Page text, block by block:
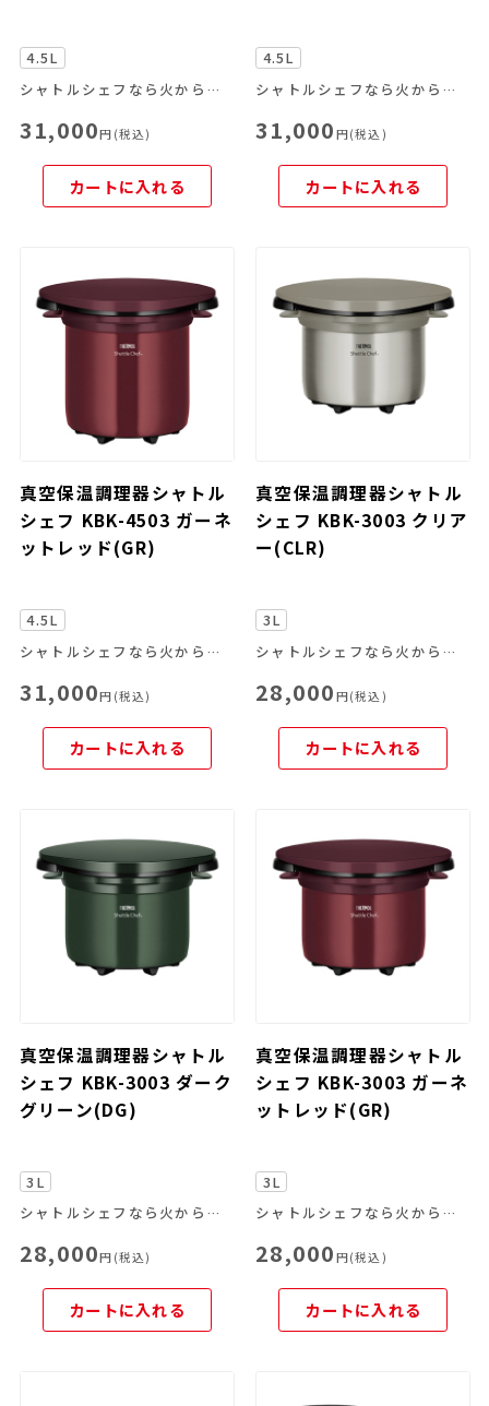
4.5L
シャトルシェフなら火からおろして、あとはおまかせ。
31,000円(税込)
カートに入れる
4.5L
シャトルシェフなら火からおろして、あとはおまかせ。
31,000 円(税込)
カートに入れる
真空保温調理器シャトル
シェフ KBK-4503 ガーネ
ットレッド(GR)
4.5L
シャトルシェフなら火からおろして、あとはおまかせ。
31,000円(税込)
カートに入れる
真空保温調理器シャトル
シェフ KBK-3003 クリア
ー(CLR)
3L
シャトルシェフなら火からおろして、あとはおまかせ。
28,000 円(税込)
カートに入れる
真空保温調理器シャトル
シェフ KBK-3003 ダーク
グリーン(DG)
3L
シャトルシェフなら火からおろして、あとはおまかせ。
28,000円(税込)
カートに入れる
真空保温調理器シャトル
シェフ KBK-3003 ガーネ
ットレッド(GR)
3L
シャトルシェフなら火からおろして、あとはおまかせ。
28,000 円(税込)
カートに入れる